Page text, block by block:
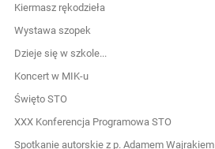
Kiermasz rękodzieła
Wystawa szopek
Dzieje się w szkole...
Koncert w MIK-u
Święto STO
XXX Konferencja Programowa STO
Spotkanie autorskie z p. Adamem Wajrakiem